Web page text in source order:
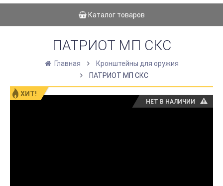
Каталог товаров
ПАТРИОТ МП СКС
Главная
Кронштейны для оружия
ПАТРИОТ МП СКС
ХИТ!
НЕТ В НАЛИЧИИ